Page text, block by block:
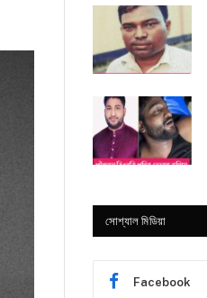
সোশ্যাল মিডিয়া
Facebook